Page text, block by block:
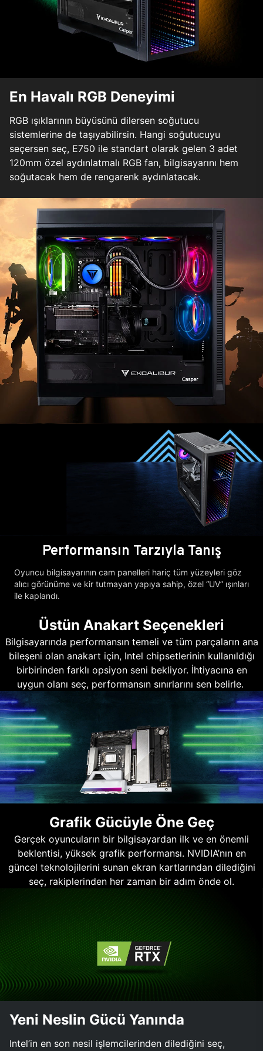
En Havalı RGB Deneyimi
RGB ışıklarının büyüsünü dilersen soğutucu
sistemlerine de taşıyabilirsin. Hangi soğutucuyu
seçersen seç, E750 ile standart olarak gelen 3 adet
120mm özel aydınlatmalı RGB fan, bilgisayarını hem
soğutacak hem de rengarenk aydınlatacak.
Performansın Tarzıyla Tanış
Oyuncu bilgisayarının cam panelleri hariç tüm yüzeyleri göz
alıcı görünüme ve kir tutmayan yapıya sahip, özel “UV” ışınları
ile kaplandı.
Üstün Anakart Seçenekleri
Bilgisayarında performansın temeli ve tüm parçaların ana
bileşeni olan anakart için, Intel chipsetlerinin kullanıldığı
birbirinden farklı opsiyon seni bekliyor. İhtiyacına en
uygun olanı seç, performansın sınırlarını sen belirle.
Grafik Gücüyle Öne Geç
Gerçek oyuncuların bir bilgisayardan ilk ve en önemli
beklentisi, yüksek grafik performansı. NVIDIA’nın en
güncel teknolojilerini sunan ekran kartlarından dilediğini
seç, rakiplerinden her zaman bir adım önde ol.
Yeni Neslin Gücü Yanında
Intel’in en son nesil işlemcilerinden dilediğini seç,